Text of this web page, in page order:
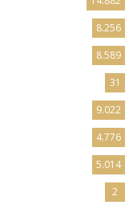
8.256
8.589
31
9.022
4.776
5.014
2